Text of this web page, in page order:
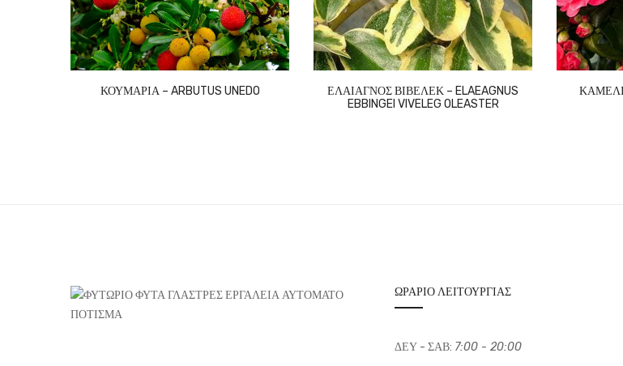
ΚΟΥΜΑΡΙΑ – ARBUTUS UNEDO
ΕΛΑΙΑΓΝΟΣ ΒΙΒΕΛΕΚ – ELAEAGNUS
EBBINGEI VIVELEG OLEASTER
ΩΡΆΡΙΟ ΛΕΙΤΟΥΡΓΊΑΣ
ΔΕΥ - ΣΑΒ: 7:00 - 20:00